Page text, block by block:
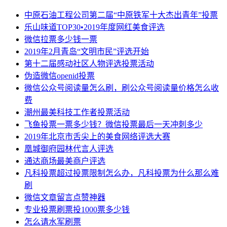
中原石油工程公司第二届“中原铁军十大杰出青年”投票
乐山味道TOP30•2019年度网红美食评选
微信拉票多少钱一票
2019年2月青岛“文明市民”评选开始
第十二届感动社区人物评选投票活动
伪造微信openid投票
微信公众号阅读量怎么刷，刷公众号阅读量价格怎么收
费
潮州最美科技工作者投票活动
飞鱼投票一票多少钱？微信投票最后一天冲刺多少
2019年北京市舌尖上的美食网络评选大赛
凰城御府园林代言人评选
通达商场最美商户评选
凡科投票超过投票限制怎么办，凡科投票为什么那么难
刷
微信文章留言点赞神器
专业投票刷票投1000票多少钱
怎么请水军刷票